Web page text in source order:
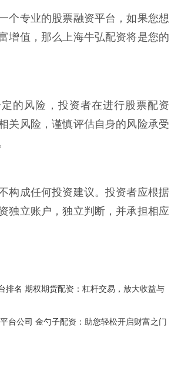
个专业的股票融资平台，如果您想
增值，那么上海牛弘配资将是您的
的风险，投资者在进行股票配资
关风险，谨慎评估自身的风险承受
构成任何投资建议。投资者应根据
独立账户，独立判断，并承担相应
排名 期权期货配资：杠杆交易，放大收益与
台公司 金勺子配资：助您轻松开启财富之门